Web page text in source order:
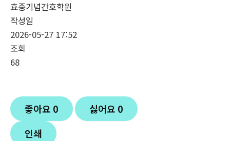
효중기념간호학원
작성일
2026-05-27 17:52
조회
68
좋아요 0 싫어요 0
인쇄